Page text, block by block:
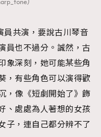
員共演，要說古川琴音
員也不過分。誠然，古
象深刻，她可能某些角
，有些角色可以演得歡
，像《短劇開始了》飾
、處處為人著想的女孩
子，連自己都分辨不了